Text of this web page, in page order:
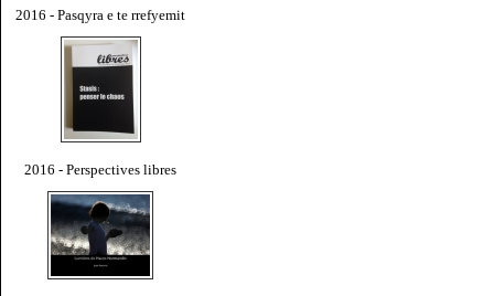
2016 - Pasqyra e te rrefyemit
2016 - Perspectives libres